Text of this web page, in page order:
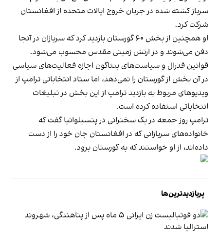
سرباز کشته شده در جریان خروج ایالات متحده از افغانستان
شرکت کرد.
او همچنین از بخش ۶۰ گورستان بازدید کرد که سربازان در آنجا
دفن می‌شوند و در ارتش زمینی مقدس محسوب می‌شود.
قوانین فدرال و سیاست‌های پنتاگون اجازه فعالیت‌های سیاسی
در آن بخش از گورستان را نمی‌دهد، اما ستاد انتخاباتی ترامپ از
ویدیوهای مربوط به بازدید ترامپ از این بخش در تبلیغات
انتخاباتی استفاده کرده است.
ترامپ روز جمعه در یک سخنرانی در پنسیلوانیا گفت که
خانواده‌های سربازانی که در افغانستان جان خود را از دست
داده‌اند، از او خواستند که به گورستان برود.
پربازدیدترین‌ها